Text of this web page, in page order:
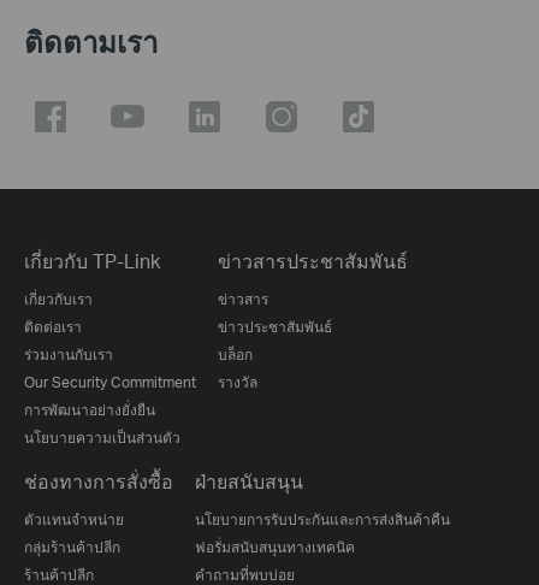
ติดตามเรา
เกี่ยวกับ TP-Link
เกี่ยวกับเรา
ติดต่อเรา
ร่วมงานกับเรา
Our Security Commitment
การพัฒนาอย่างยั่งยืน
นโยบายความเป็นส่วนตัว
ข่าวสารประชาสัมพันธ์
ข่าวสาร
ข่าวประชาสัมพันธ์
บล็อก
รางวัล
ช่องทางการสั่งซื้อ
ตัวแทนจำหน่าย
กลุ่มร้านค้าปลีก
ร้านค้าปลีก
ฝ่ายสนับสนุน
นโยบายการรับประกันและการส่งสินค้าคืน
ฟอรั่มสนับสนุนทางเทคนิค
คำถามที่พบบ่อย